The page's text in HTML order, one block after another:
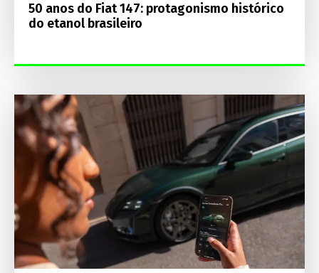
50 anos do Fiat 147: protagonismo histórico
do etanol brasileiro